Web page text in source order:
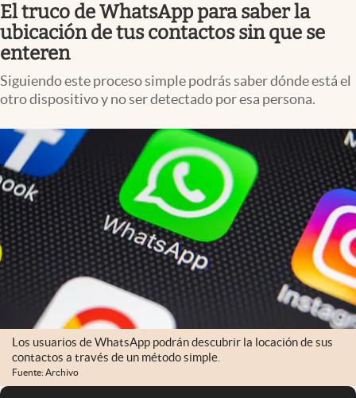
El truco de WhatsApp para saber la
ubicación de tus contactos sin que se
enteren
Siguiendo este proceso simple podrás saber dónde está el
otro dispositivo y no ser detectado por esa persona.
Los usuarios de WhatsApp podrán descubrir la locación de sus
contactos a través de un método simple.
Fuente: Archivo